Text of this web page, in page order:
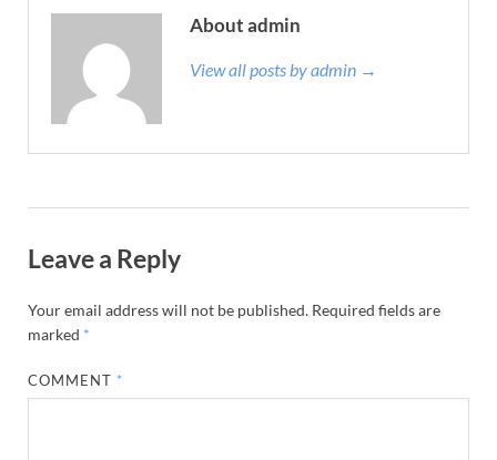
About admin
View all posts by admin →
Leave a Reply
Your email address will not be published. Required fields are
marked *
COMMENT *